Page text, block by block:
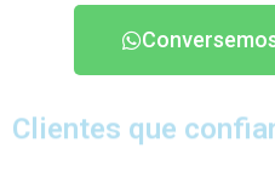
Clientes que